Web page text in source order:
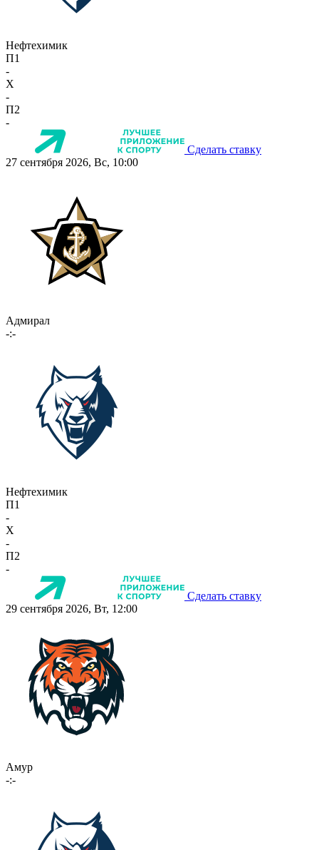
Нефтехимик
П1
-
X
-
П2
-
Сделать ставку
27 сентября 2026, Вс, 10:00
Адмирал
-:-
Нефтехимик
П1
-
X
-
П2
-
Сделать ставку
29 сентября 2026, Вт, 12:00
Амур
-:-